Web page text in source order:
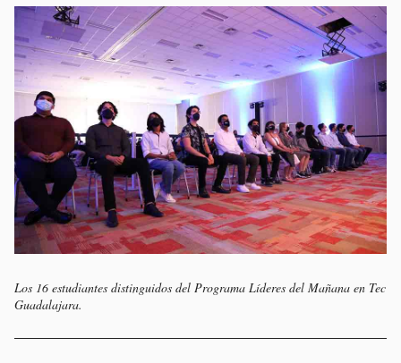
Los 16 estudiantes distinguidos del Programa Líderes del Mañana en Tec
Guadalajara.